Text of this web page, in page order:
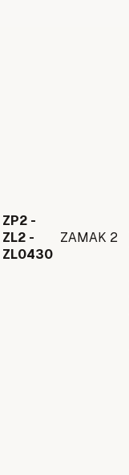
ZP2 -
ZL2 -
ZL0430
ZAMAK 2